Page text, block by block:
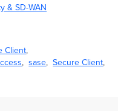
& SD-WAN
Client
sase
Secure Client